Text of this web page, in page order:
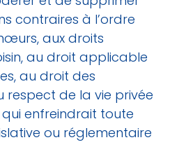
contraires à l’ordre
aux droits
au droit applicable
au droit des
respect de la vie privée
enfreindrait toute
ou réglementaire